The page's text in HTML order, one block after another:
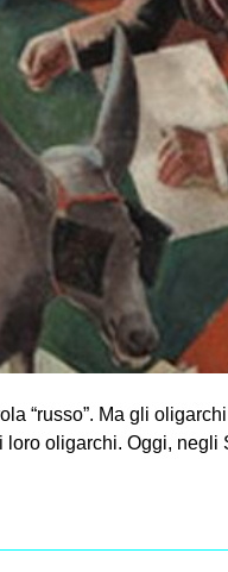
“russo”. Ma gli
oligarchi. Oggi,